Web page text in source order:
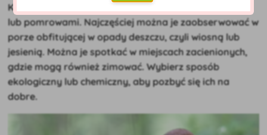
Każdy ogrodnik spotkał się w ogrodzie ze ślimakami
lub pomrowami. Najczęściej można je zaobserwować w
porze obfitującej w opady deszczu, czyli wiosną lub
jesienią. Można je spotkać w miejscach zacienionych,
gdzie mogą również zimować. Wybierz sposób
ekologiczny lub chemiczny, aby pozbyć się ich na
dobre.